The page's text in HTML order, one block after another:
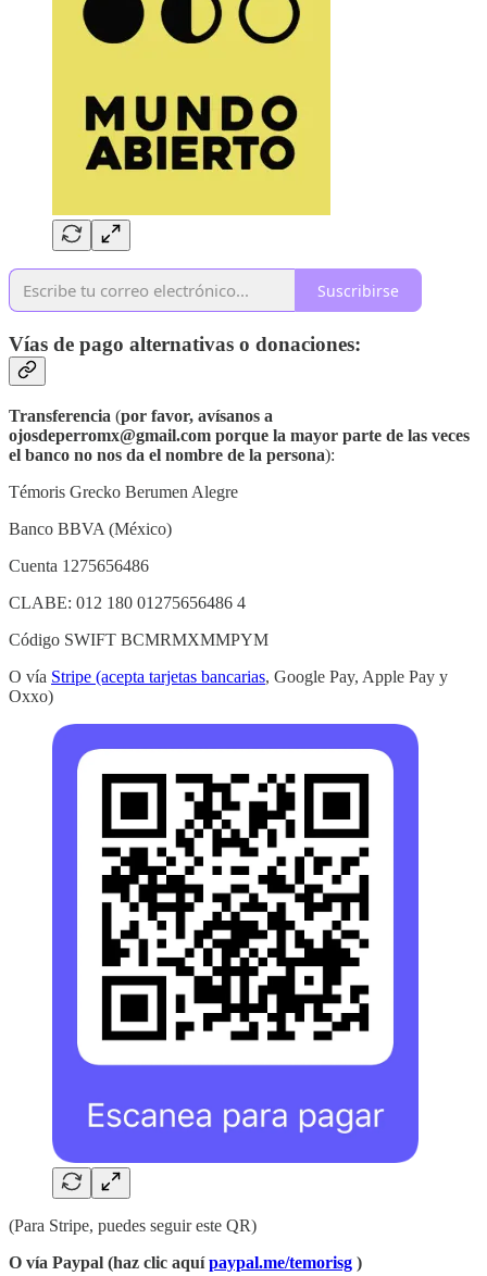
Suscribirse
Vías de pago alternativas o donaciones:
Transferencia (por favor, avísanos a
ojosdeperromx@gmail.com porque la mayor parte de las veces
el banco no nos da el nombre de la persona):
Témoris Grecko Berumen Alegre
Banco BBVA (México)
Cuenta 1275656486
CLABE: 012 180 01275656486 4
Código SWIFT BCMRMXMMPYM
O vía Stripe (acepta tarjetas bancarias, Google Pay, Apple Pay y
Oxxo)
(Para Stripe, puedes seguir este QR)
O vía Paypal (haz clic aquí paypal.me/temorisg )